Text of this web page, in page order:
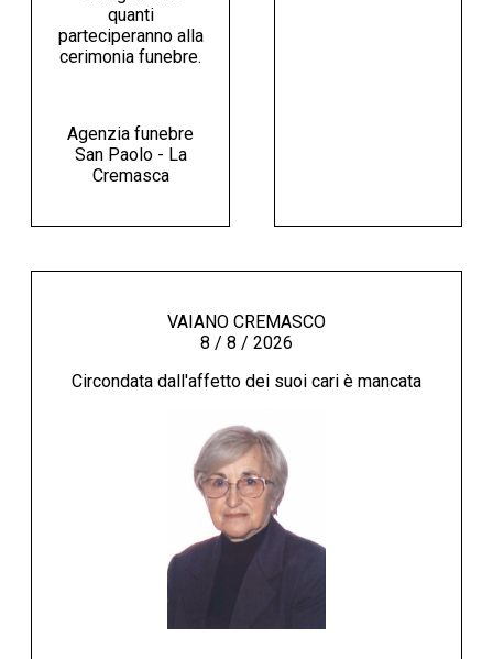
quanti
parteciperanno alla
cerimonia funebre.
Agenzia funebre
San Paolo - La
Cremasca
VAIANO CREMASCO
8 / 8 / 2026
Circondata dall'affetto dei suoi cari è mancata